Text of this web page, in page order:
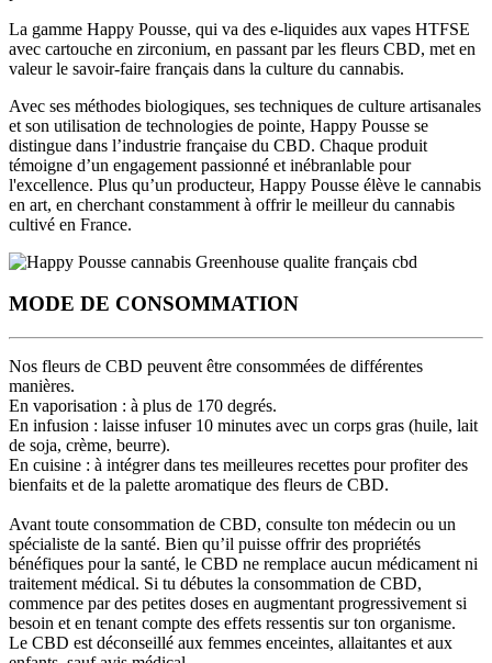
La gamme Happy Pousse, qui va des e-liquides aux vapes HTFSE
avec cartouche en zirconium, en passant par les fleurs CBD, met en
valeur le savoir-faire français dans la culture du cannabis.
Avec ses méthodes biologiques, ses techniques de culture artisanales
et son utilisation de technologies de pointe, Happy Pousse se
distingue dans l’industrie française du CBD. Chaque produit
témoigne d’un engagement passionné et inébranlable pour
l'excellence. Plus qu’un producteur, Happy Pousse élève le cannabis
en art, en cherchant constamment à offrirle meilleur du cannabis
cultivé en France.
MODE DE CONSOMMATION
Nos fleurs de CBD peuvent être consommées de différentes
manières.
En vaporisation : à plus de 170 degrés.
En infusion : laisse infuser 10 minutes avec un corps gras (huile, lait
de soja, crème, beurre).
En cuisine : à intégrer dans tes meilleures recettes pour profiter des
bienfaits et de la palette aromatique des fleurs de CBD.
Avant toute consommation de CBD, consulte ton médecin ou un
spécialiste de la santé. Bien qu’il puisse offrir des propriétés
bénéfiques pour la santé, le CBD ne remplace aucun médicament ni
traitement médical. Si tu débutes la consommation de CBD,
commence par des petites doses en augmentant progressivement si
besoin et en tenant compte des effets ressentis sur ton organisme.
Le CBD est déconseillé aux femmes enceintes, allaitantes et aux